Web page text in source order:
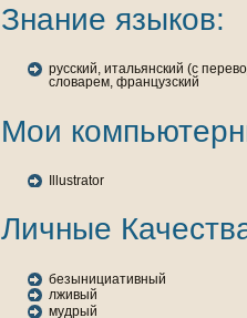
Знaние языкoв:
русский, итальянский (с
словарем, французский
Мои
Illustrator
Личные
безынициативный
лживый
мудрый